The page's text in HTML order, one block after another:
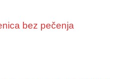
bez pečenja